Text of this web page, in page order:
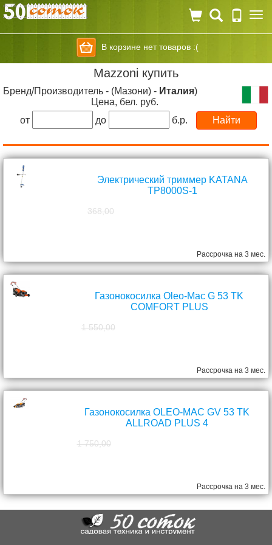
В корзине нет товаров :(
Mazzoni купить
Бренд/Производитель - (Мазони) - Италия)
Цена, бел. руб.
от
до б.р.
Электрический триммер KATANA
TP8000S-1
368,00
Рассрочка на 3 мес.
Газонокосилка Oleo-Mac G 53 TK
COMFORT PLUS
1 550,00
Рассрочка на 3 мес.
Газонокосилка OLEO-MAC GV 53 TK
ALLROAD PLUS 4
1 750,00
Рассрочка на 3 мес.